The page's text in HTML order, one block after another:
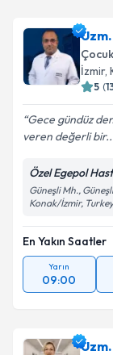
İzmir,
5 (
Gece gündüz
veren değerli
Özel Egepol
Güneşli Mh.,
Konak/İzmir, Turkey
En Yakın Saatler
Yarın
09:00